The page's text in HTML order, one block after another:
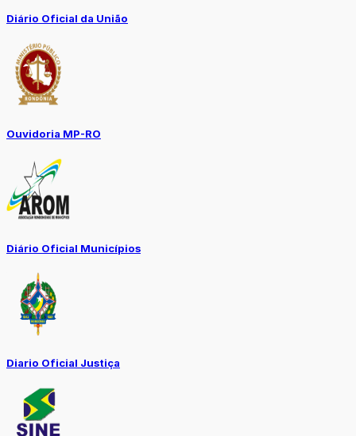
Diário Oficial da União
Ouvidoria MP-RO
Diário Oficial Municípios
Diario Oficial Justiça